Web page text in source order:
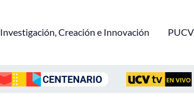
Investigación, Creación e Innovación